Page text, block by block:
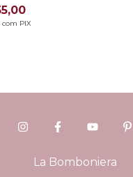
com PIX
La Bomboniera